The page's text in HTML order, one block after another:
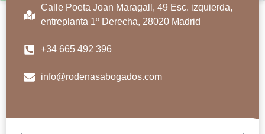
Calle Poeta Joan Maragall, 49 Esc. izquierda,
entreplanta 1º Derecha, 28020 Madrid
+34 665 492 396
info@rodenasabogados.com